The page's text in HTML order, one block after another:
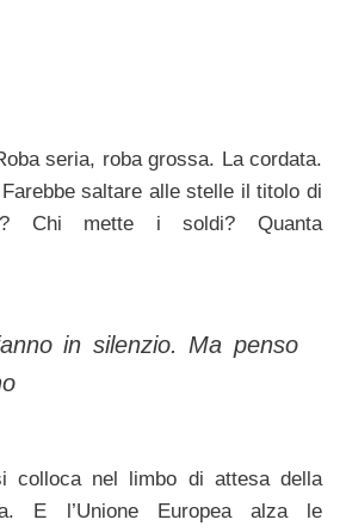
seria, roba grossa. La cordata.
Farebbe saltare alle stelle il titolo di
Chi mette i soldi? Quanta
in silenzio. Ma penso
colloca nel limbo di attesa della
E l’Unione Europea alza le